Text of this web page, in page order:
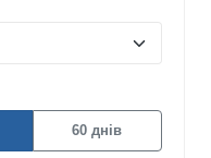
60 днів